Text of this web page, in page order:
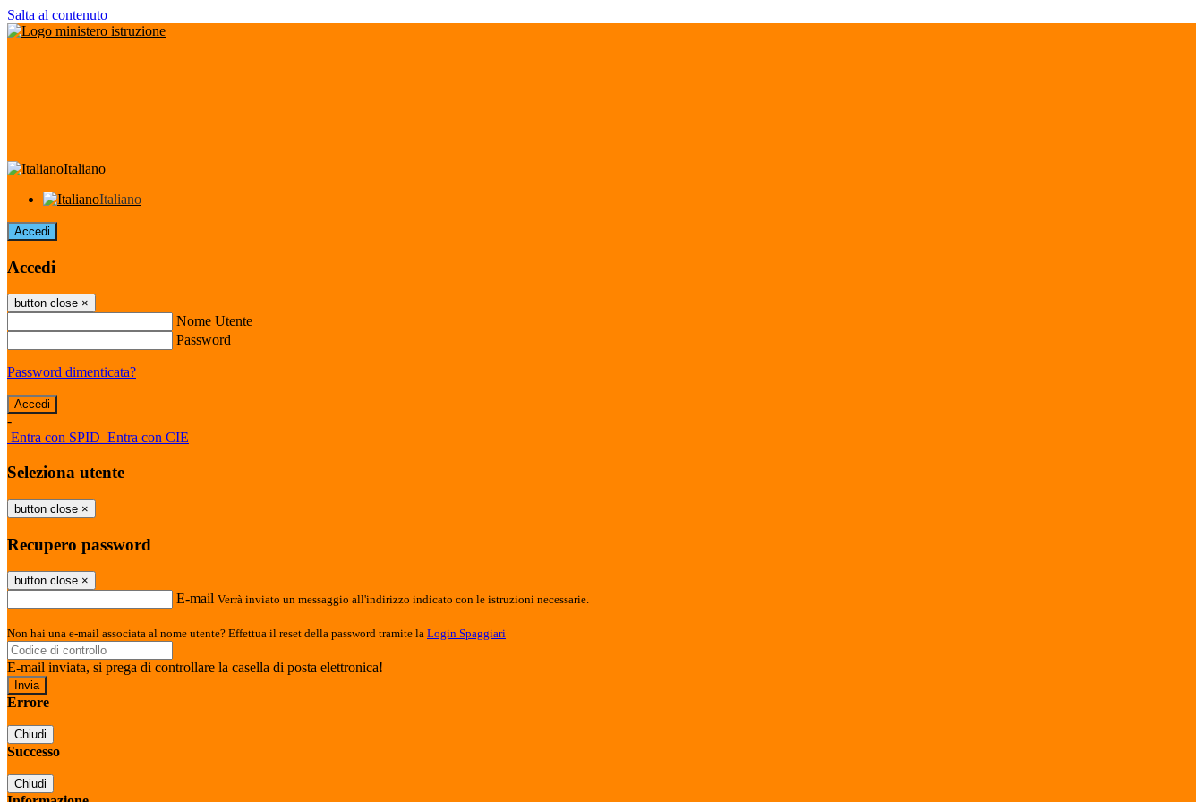
Salta al contenuto
Italiano
Italiano
Accedi
Accedi
button close ×
Nome Utente
Password
Password dimenticata?
-
Entra con SPID Entra con CIE
Seleziona utente
button close ×
Recupero password
button close ×
E-mail Verrà inviato un messaggio all'indirizzo indicato con le istruzioni necessarie.
Non hai una e-mail associata al nome utente? Effettua il reset della password tramite la Login Spaggiari
E-mail inviata, si prega di controllare la casella di posta elettronica!
Errore
Chiudi
Successo
Chiudi